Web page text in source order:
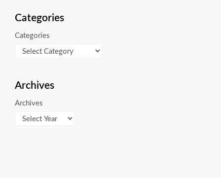
Categories
Categories
Archives
Archives